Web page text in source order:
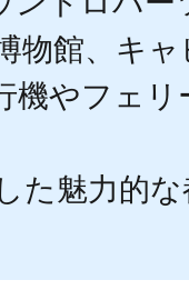
物館、キ
機やフェ
た魅力的